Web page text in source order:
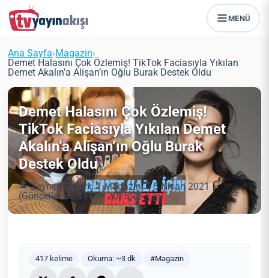
MENÜ
Ana Sayfa›Magazin›
Demet Halasını Çok Özlemiş! TikTok Faciasıyla Yıkılan
Demet Akalın’a Alişan’ın Oğlu Burak Destek Oldu
Demet Halasını Çok Özlemiş!
TikTok Faciasıyla Yıkılan Demet
Akalın’a Alişan’ın Oğlu Burak
Destek Oldu
Zeynep Öztürk Magazin
5 Nisan 2021
(Güncellendi: 3 Ekim 2025)
3 dk
417 kelime Okuma: ~3 dk #Magazin